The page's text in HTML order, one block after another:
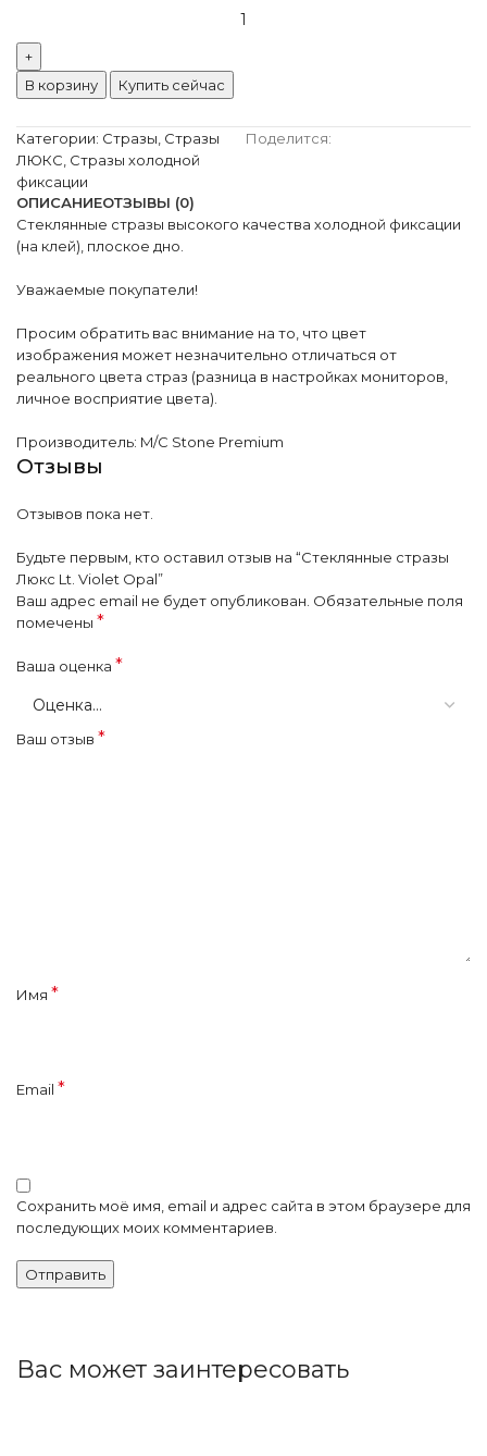
В корзину Купить сейчас
Категории: Стразы Стразы
ЛЮКС Стразы холодной
фиксации
Поделится:
ОПИСАНИЕОТЗЫВЫ (0)
Стеклянные стразы высокого качества холодной фиксации
(на клей), плоское дно.
Уважаемые покупатели!
Просим обратить вас внимание на то, что цвет
изображения может незначительно отличаться от
реального цвета страз (разница в настройках мониторов,
личное восприятие цвета).
Производитель: M/C Stone Premium
Отзывы
Отзывов пока нет.
Будьте первым, кто оставил отзыв на “Стеклянные стразы
Люкс Lt. Violet Opal”
Ваш адрес email не будет опубликован. Обязательные поля
помечены *
Ваша оценка *
Ваш отзыв *
Имя *
Email *
Сохранить моё имя, email и адрес сайта в этом браузере для
последующих моих комментариев.
Вас может заинтересовать